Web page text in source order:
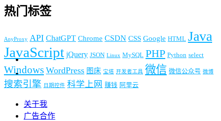
热门标签
AnyProxy API ChatGPT Chrome CSDN CSS Google HTML Java
JavaScript jQuery JSON Linux MySQL PHP Python select
Windows WordPress 图床 宝塔 开发者工具 微信 微信公众号 微博
搜索引擎 日期控件 科学上网 赚钱 阿里云
关于我
广告合作